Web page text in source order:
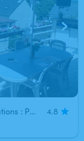
Piscine PARTAGEE- jardin - animations : Paris (Grigny)
4.8